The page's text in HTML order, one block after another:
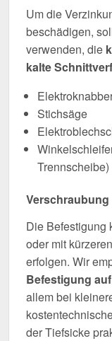
Um die
beschädigen,
verwenden, die
kalte
Stichsäge
Trennscheibe)
Verschraubung
Die Befestigung
oder mit
erfolgen. Wir
Befestigung
allem bei
der Tiefsicke